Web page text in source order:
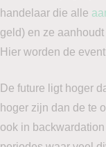
handelaar die alle
geld) en ze
Hier worden de
De future ligt hoger
hoger zijn dan de te
ook in